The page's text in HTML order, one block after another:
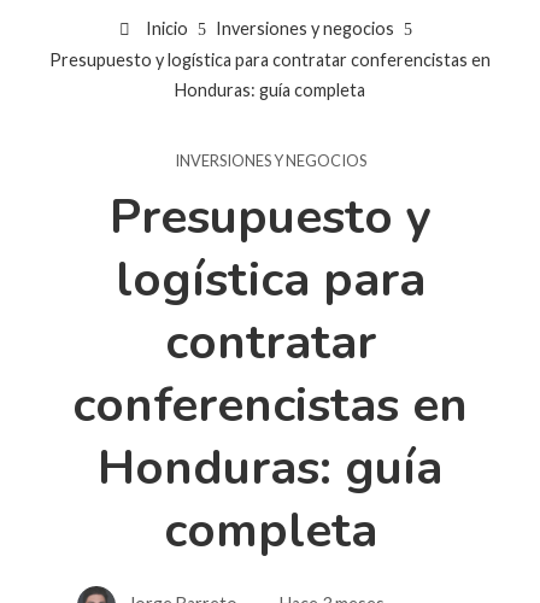
Inicio
Inversiones y negocios
Presupuesto y logística para contratar conferencistas en
Honduras: guía completa
INVERSIONES Y NEGOCIOS
Presupuesto y
logística para
contratar
conferencistas en
Honduras: guía
completa